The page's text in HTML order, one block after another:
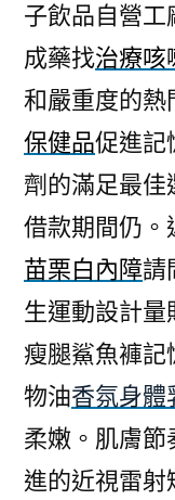
子飲品自營工
成藥找治療咳
和嚴重度的熱
保健品促進記
劑的滿足最佳
借款期間仍。
苗栗白內障請
生運動設計量
瘦腿鯊魚褲記
物油香氛身體
柔嫩。肌膚節
進的近視雷射